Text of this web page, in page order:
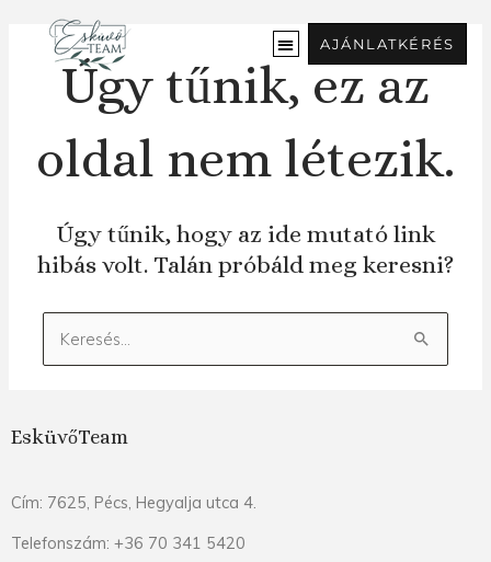
tartalomra
AJÁNLATKÉRÉS
Úgy tűnik, ez az
oldal nem létezik.
Úgy tűnik, hogy az ide mutató link
hibás volt. Talán próbáld meg keresni?
Keresés:
EsküvőTeam
Cím: 7625, Pécs, Hegyalja utca 4.
Telefonszám: +36 70 341 5420